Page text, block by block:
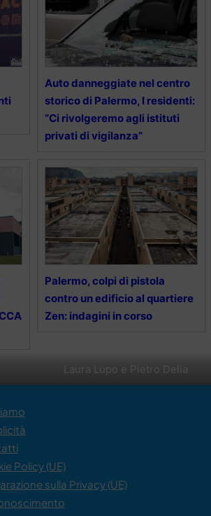
Laura Lupo e Pietro Delia
Auto danneggiate nel centro
storico di Palermo, I residenti:
“Ci rivolgeremo agli istituti
privati di vigilanza”
Palermo, colpi di pistola
contro un edificio al quartiere
Zen: indagini in corso
Policy (UE)
sulla Privacy (UE)